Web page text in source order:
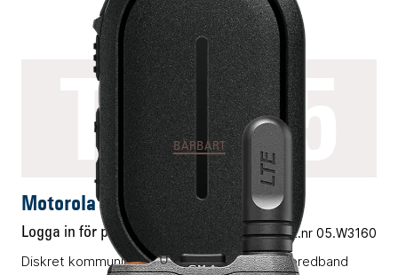
TLK25
BÄRBART
Motorola TLK25
Logga in för pris Vårt art.nr 05.W3160
Diskret kommunikationsenhet för PTT-över-bredband